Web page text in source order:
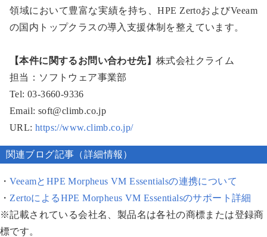
領域において豊富な実績を持ち、HPE ZertoおよびVeeam
の国内トップクラスの導入支援体制を整えています。
【本件に関するお問い合わせ先】 株式会社クライム
担当：ソフトウェア事業部
Tel: 03-3660-9336
Email: soft@climb.co.jp
URL: https://www.climb.co.jp/
関連ブログ記事（詳細情報）
・VeeamとHPE Morpheus VM Essentialsの連携について
・ ZertoによるHPE Morpheus VM Essentialsのサポート詳細
※記載されている会社名、製品名は各社の商標または登録商
標です。